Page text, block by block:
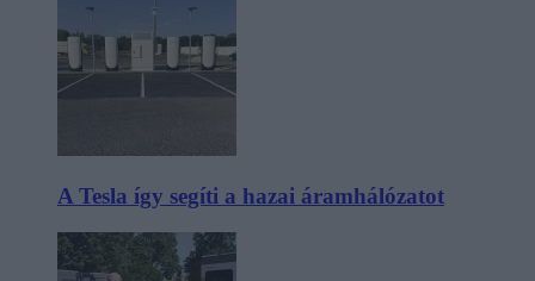
A Tesla így segíti a hazai áramhálózatot